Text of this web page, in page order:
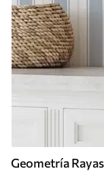
Geometría Rayas